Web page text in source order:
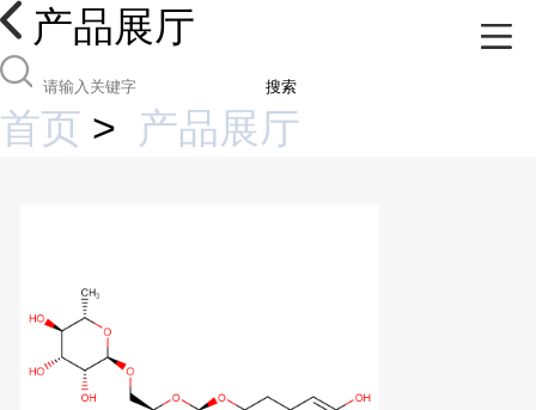
产品展厅
搜索
首页 > 产品展厅